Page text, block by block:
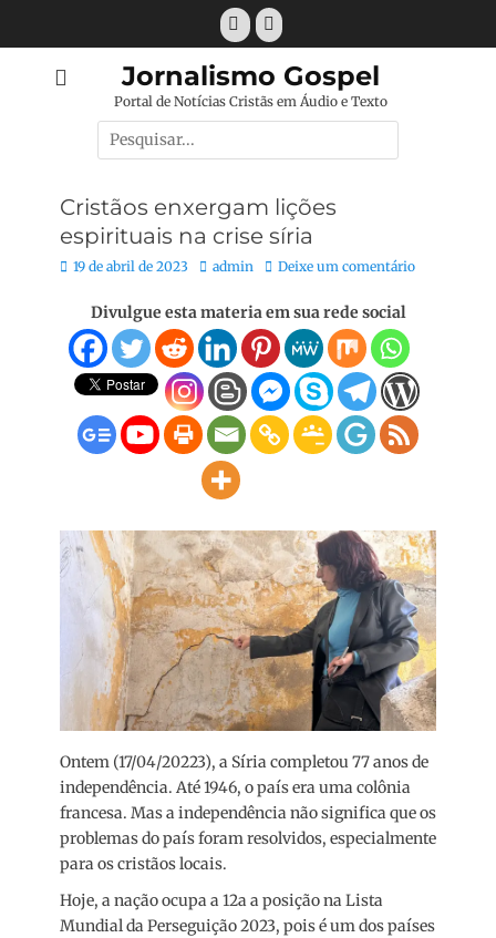
conteúdo
Facebook
E-
mail
Jornalismo Gospel
Portal de Notícias Cristãs em Áudio e Texto
Pesquisar
por:
Cristãos enxergam lições
espirituais na crise síria
Posted
19 de abril de 2023 Autor:
admin Deixe um comentário
Divulgue esta materia em sua rede social
Ontem (17/04/20223), a Síria completou 77 anos de
independência. Até 1946, o país era uma colônia
francesa. Mas a independência não significa que os
problemas do país foram resolvidos, especialmente
para os cristãos locais.
Hoje, a nação ocupa a 12a a posição na Lista
Mundial da Perseguição 2023, pois é um dos países